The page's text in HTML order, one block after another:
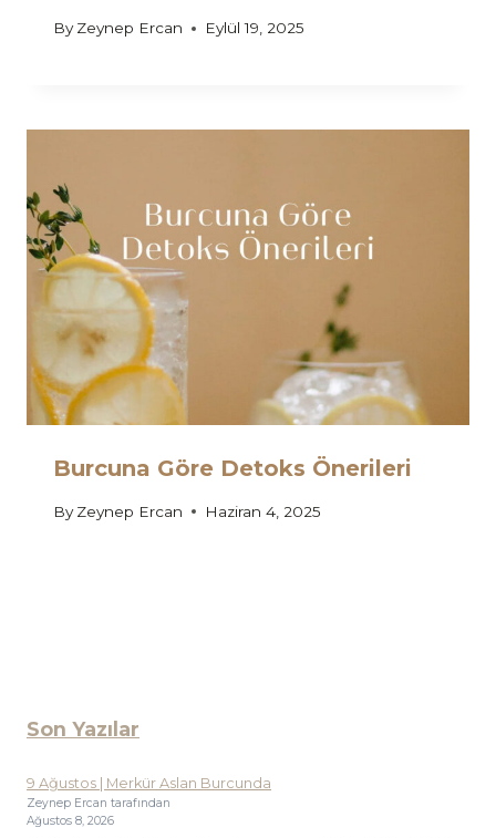
By Zeynep Ercan Eylül 19, 2025
Burcuna Göre Detoks Önerileri
By Zeynep Ercan Haziran 4, 2025
Son Yazılar
9 Ağustos | Merkür Aslan Burcunda
Zeynep Ercan tarafından
Ağustos 8, 2026